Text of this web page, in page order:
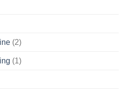
(2)
(1)